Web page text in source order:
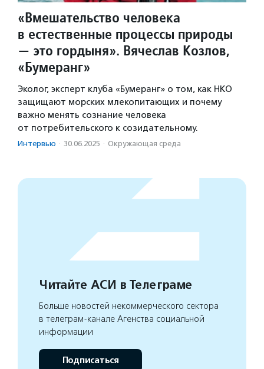
«Вмешательство человека
в естественные процессы природы
— это гордыня». Вячеслав Козлов,
«Бумеранг»
Эколог, эксперт клуба «Бумеранг» о том, как НКО
защищают морских млекопитающих и почему
важно менять сознание человека
от потребительского к созидательному.
Интервью · 30.06.2025 · Окружающая среда
Читайте АСИ в Телеграме
Больше новостей некоммерческого сектора
в телеграм-канале Агенства социальной
информации
Подписаться